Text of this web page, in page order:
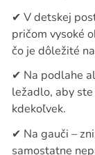
✔ V detskej
pričom vysoké
čo je dôležité
✔ Na podlahe
ležadlo, aby
kdekoľvek.
✔ Na gauči –
samostatne